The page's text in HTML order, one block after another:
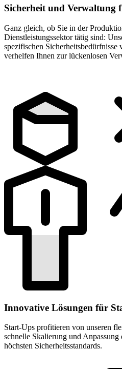
Sicherheit und Verwaltung
Ganz gleich, ob Sie in der
Dienstleistungssektor tätig sind:
spezifischen
verhelfen Ihnen zur lückenlosen
Innovative Lösungen für
Start-Ups profitieren von unseren
schnelle Skalierung und
höchsten Sicherheitsstandards.